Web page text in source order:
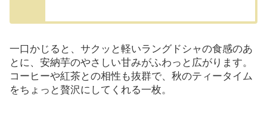
一口かじると、サクッと軽いラングドシャの食感のあ
とに、安納芋のやさしい甘みがふわっと広がります。
コーヒーや紅茶との相性も抜群で、秋のティータイム
をちょっと贅沢にしてくれる一枚。